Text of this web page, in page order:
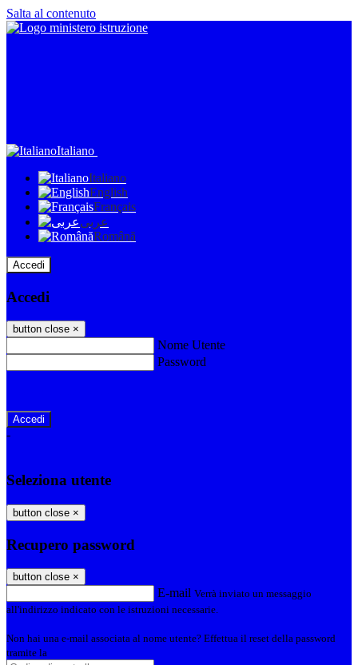
Salta al contenuto
Italiano
Italiano
English
Français
عربى
Română
Accedi
Accedi
button close ×
Nome Utente
Password
-
Seleziona utente
button close ×
Recupero password
button close ×
E-mail Verrà inviato un messaggio
all'indirizzo indicato con le istruzioni necessarie.
Non hai una e-mail associata al nome utente? Effettua il reset della password
tramite la